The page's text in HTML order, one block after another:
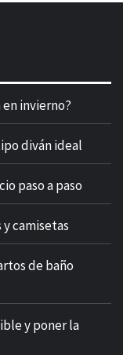
invierno?
diván ideal
paso a paso
camisetas
de baño
y poner la